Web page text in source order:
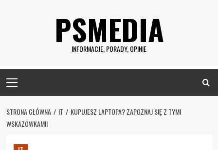
PSMEDIA
INFORMACJE, PORADY, OPINIE
Menu
STRONA GŁÓWNA IT
KUPUJESZ LAPTOPA? ZAPOZNAJ SIĘ Z TYMI
WSKAZÓWKAMI!